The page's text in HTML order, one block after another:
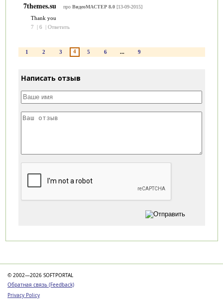
7themes.su про ВидеоМАСТЕР 8.0[13-09-2015]
Thank you
7
| 6 | Ответить
1 2 3 4 5 6 ... 9
Написать отзыв
© 2002—2026 SOFTPORTAL
Обратная связь (Feedback)
Privacy Policy